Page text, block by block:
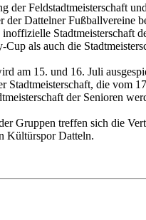
der Feldstadtmeisterschaft
der Dattelner Fußballvereine
Stadtmeisterschaft
Cup als auch die
am 15. und 16. Juli
Stadtmeisterschaft, die vom
der Senioren
Gruppen treffen sich die
Kültürspor Datteln.